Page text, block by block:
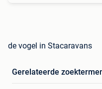
de vogel in Stacaravans
Gerelateerde